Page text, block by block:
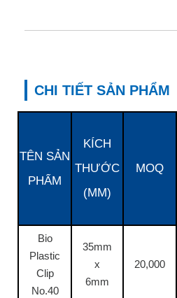
CHI TIẾT SẢN PHẨM
TÊN SẢN
PHẨM
KÍCH
THƯỚC
(MM)
MOQ
Bio
Plastic
Clip
No.40
35mm
x
6mm
20,000